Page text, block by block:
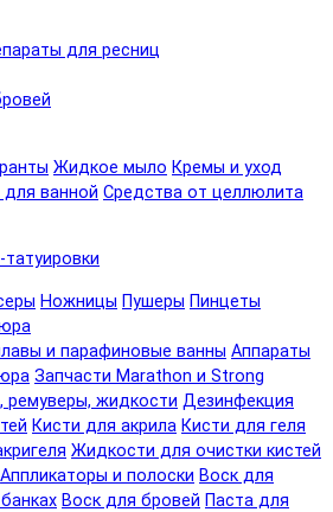
для ресниц
Жидкое мыло Кремы и уход
ванной Средства от целлюлита
Ножницы Пушеры Пинцеты
и парафиновые ванны Аппараты
Запчасти Marathon и Strong
ремуверы, жидкости Дезинфекция
Кисти для акрила Кисти для геля
Жидкости для очистки кистей
Аппликаторы и полоски Воск для
Воск для бровей Паста для